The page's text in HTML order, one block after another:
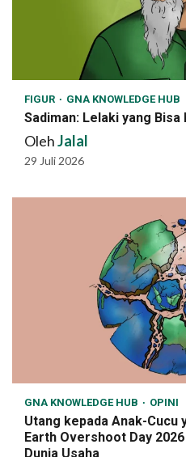
FIGUR GNA KNOWLEDGE HUB
Sadiman: Lelaki yang
OlehJalal
29 Juli 2026
GNA KNOWLEDGE HUB OPINI
Utang kepada Anak-Cucu
Earth Overshoot Day
Dunia Usaha